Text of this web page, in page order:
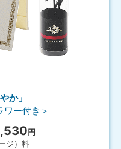
か」
ワー付き＞
円
ジ）料